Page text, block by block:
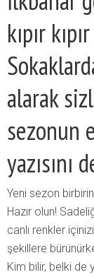
kıpır
alarak
sezonun
yazısını
Yeni sezon
Hazır olun!
canlı renkler
şekillere
Kim bilir, belki de